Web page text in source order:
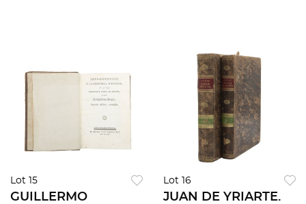
Lot 15
GUILLERMO
Lot 16
JUAN DE YRIARTE.